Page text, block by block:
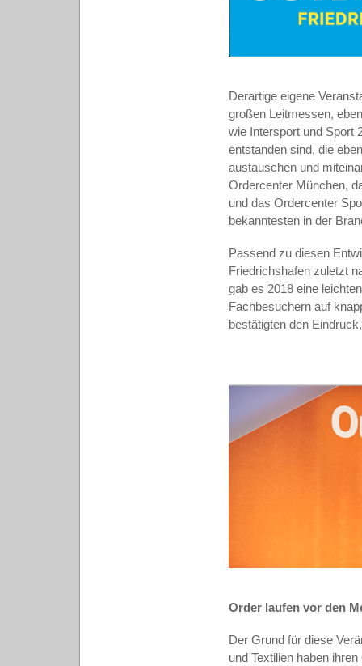
Derartige eigene
großen Leitmessen,
wie Intersport und Sport
entstanden sind, die
austauschen und
Ordercenter München,
und das Ordercenter
bekanntesten in der
Passend zu diesen
Friedrichshafen zuletzt
gab es 2018 eine
Fachbesuchern auf
bestätigten den
Order laufen vor den
Der Grund für diese
und Textilien haben